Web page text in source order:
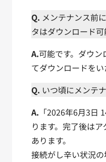
Q. メンテナンス前
タはダウンロード可
A.可能です。ダウ
てダウンロードをい
Q. いつ頃にメンテ
A. 「2026年6月3日
ります。完了後は
あります。
接続がし辛い状況